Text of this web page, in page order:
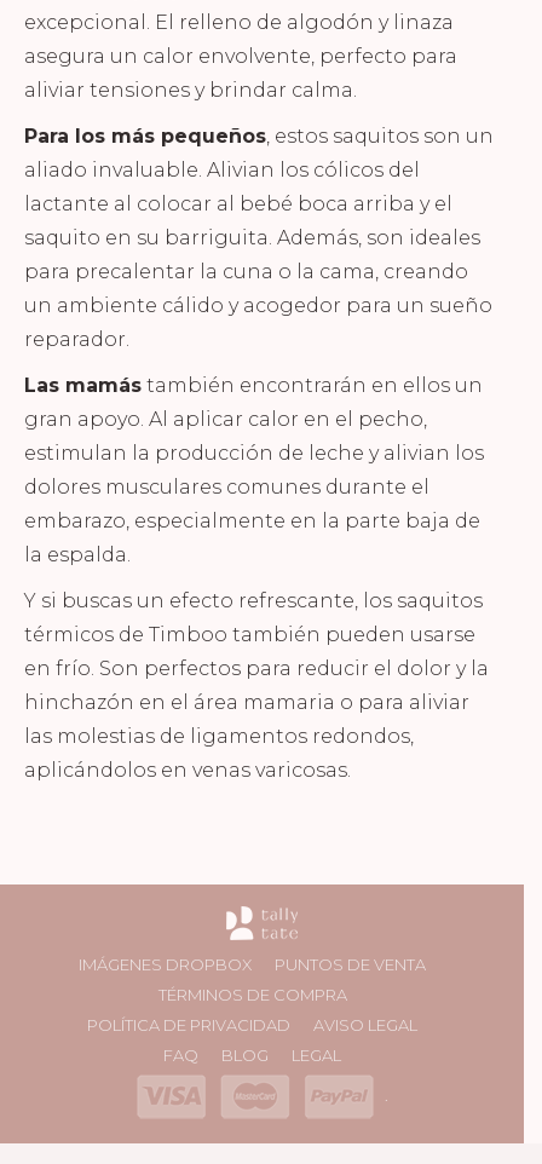
excepcional. El relleno de algodón y linaza
asegura un calor envolvente, perfecto para
aliviar tensiones y brindar calma.
Para los más pequeños , estos saquitos son un
aliado invaluable. Alivian los cólicos del
lactante al colocar al bebé boca arriba y el
saquito en su barriguita. Además, son ideales
para precalentar la cuna o la cama, creando
un ambiente cálido y acogedor para un sueño
reparador.
Las mamás también encontrarán en ellos un
gran apoyo. Al aplicar calor en el pecho,
estimulan la producción de leche y alivian los
dolores musculares comunes durante el
embarazo, especialmente en la parte baja de
la espalda.
Y si buscas un efecto refrescante, los saquitos
térmicos de Timboo también pueden usarse
en frío. Son perfectos para reducir el dolor y la
hinchazón en el área mamaria o para aliviar
las molestias de ligamentos redondos,
aplicándolos en venas varicosas.
IMÁGENES DROPBOX
PUNTOS DE VENTA
TÉRMINOS DE COMPRA
POLÍTICA DE PRIVACIDAD
AVISO LEGAL
FAQ
BLOG LEGAL